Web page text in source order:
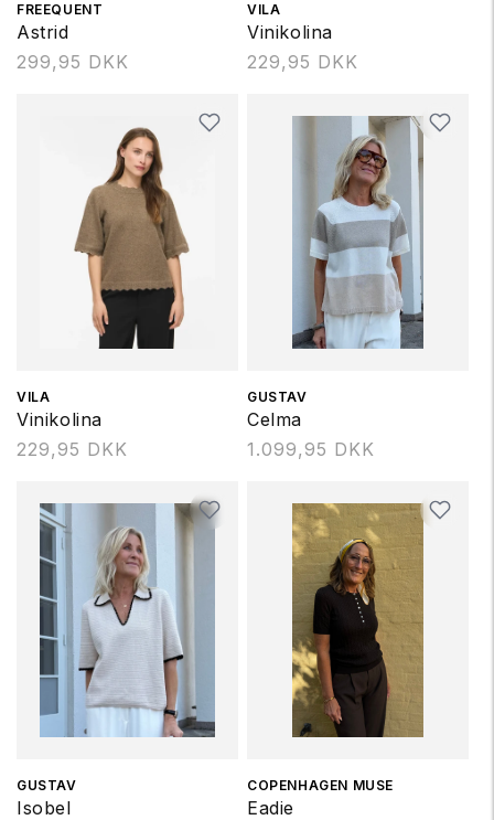
Forhandler:
FREEQUENT
Astrid
Normalpris
299,95 DKK
Forhandler:
VILA
Vinikolina
Normalpris
229,95 DKK
Forhandler:
VILA
Vinikolina
Normalpris
229,95 DKK
Forhandler:
GUSTAV
Celma
Normalpris
1.099,95 DKK
Forhandler:
GUSTAV
Isobel
Forhandler:
COPENHAGEN MUSE
Eadie